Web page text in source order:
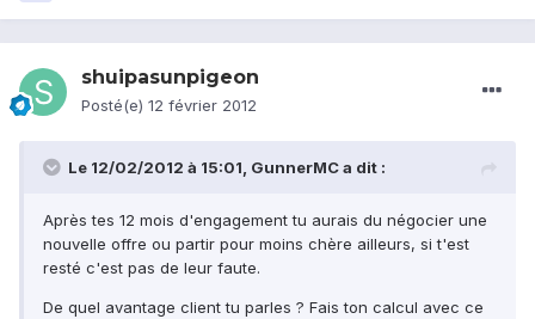
shuipasunpigeon
Posté(e) 12 février 2012
Le 12/02/2012 à 15:01, GunnerMC a dit :
Après tes 12 mois d'engagement tu aurais du négocier une
nouvelle offre ou partir pour moins chère ailleurs, si t'est
resté c'est pas de leur faute.
De quel avantage client tu parles ? Fais ton calcul avec ce